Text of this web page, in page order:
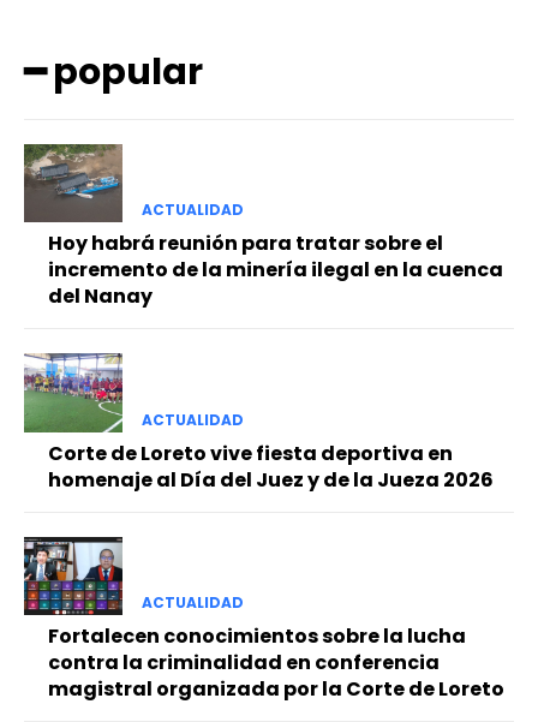
━ Planes
━ popular
ACTUALIDAD
Hoy habrá reunión para tratar sobre el
incremento de la minería ilegal en la cuenca
del Nanay
ACTUALIDAD
Corte de Loreto vive fiesta deportiva en
homenaje al Día del Juez y de la Jueza 2026
ACTUALIDAD
Fortalecen conocimientos sobre la lucha
contra la criminalidad en conferencia
magistral organizada por la Corte de Loreto